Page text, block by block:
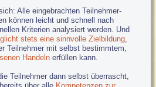
Alle eingebrachten Teilnehmer-
können leicht und schnell nach
Kriterien analysiert werden. Und
stets eine sinnvolle Zielbildung
Teilnehmer mit selbst bestimmtem,
Handeln erfüllen kann.
Teilnehmer dann selbst überrascht,